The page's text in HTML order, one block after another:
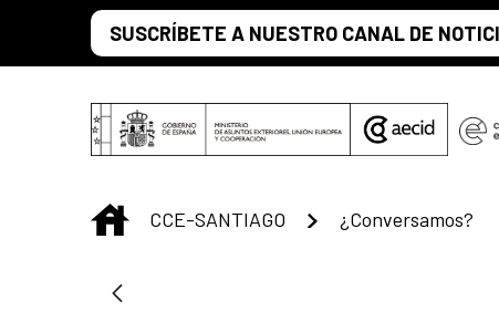
Saltar al contenido principal
SUSCRÍBETE A NUESTRO CANAL DE
INICIO
CCE-SANTIAGO ¿Conversamos?